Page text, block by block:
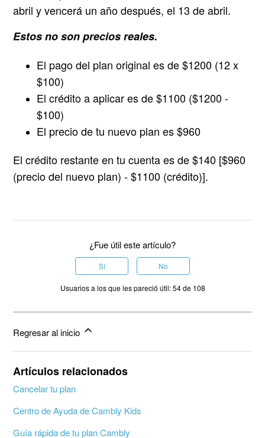
abril y vencerá un año después, el 13 de abril.
Estos no son precios reales.
El pago del plan original es de $1200 (12 x
$100)
El crédito a aplicar es de $1100 ($1200 -
$100)
El precio de tu nuevo plan es $960
El crédito restante en tu cuenta es de $140 [$960
(precio del nuevo plan) - $1100 (crédito)].
¿Fue útil este artículo?
Sí No
Usuarios a los que les pareció útil: 54 de 108
Regresar al inicio
Artículos relacionados
Cancelar tu plan
Centro de Ayuda de Cambly Kids
Guía rápida de tu plan Cambly